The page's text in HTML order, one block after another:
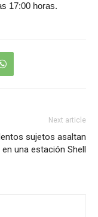
17:00 horas.
Next article
sujetos asaltan
una estación Shell